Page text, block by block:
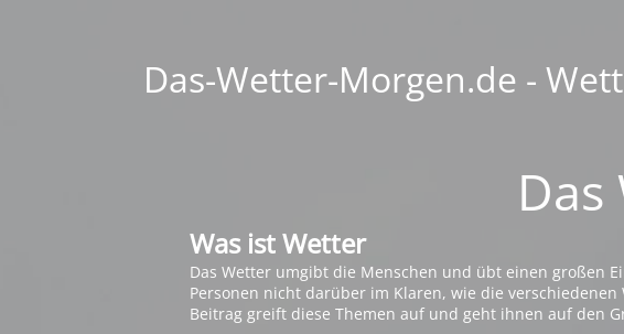
Das-Wetter-Morgen.de -
Was ist Wetter
Das Wetter umgibt die Menschen und übt einen großen
Personen nicht darüber im Klaren, wie die
Beitrag greift diese Themen auf und geht ihnen auf den